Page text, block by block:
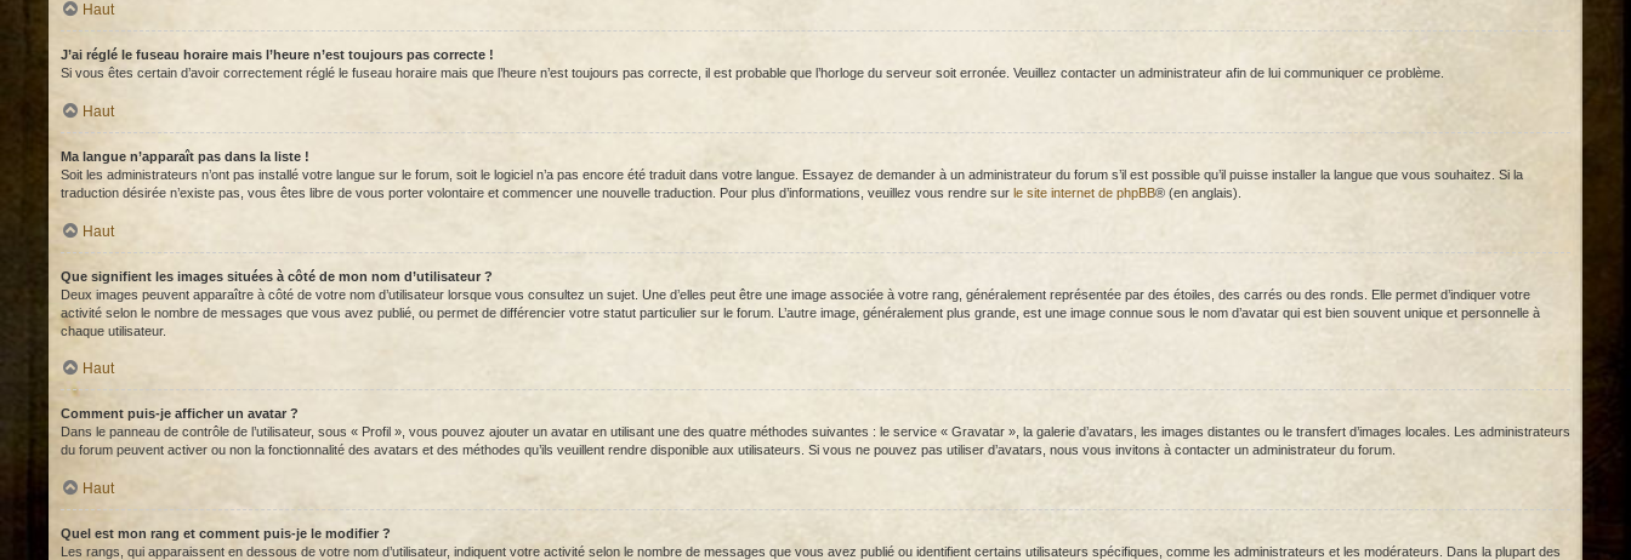
Haut
J’ai réglé le fuseau horaire mais l’heure n’est toujours pas correcte !
Si vous êtes certain d’avoir correctement réglé le fuseau horaire mais que l’heure n’est toujours pas correcte, il est probable que l’horloge du serveur soit erronée. Veuillez contacter un administrateur afin de lui communiquer ce problème.
Haut
Ma langue n’apparaît pas dans la liste !
Soit les administrateurs n’ont pas installé votre langue sur le forum, soit le logiciel n’a pas encore été traduit dans votre langue. Essayez de demander à un administrateur du forum s’il est possible qu’il puisse installer la langue que vous souhaitez. Si la
traduction désirée n’existe pas, vous êtes libre de vous porter volontaire et commencer une nouvelle traduction. Pour plus d’informations, veuillez vous rendre sur le site internet de phpBB® (en anglais).
Haut
Que signifient les images situées à côté de mon nom d’utilisateur ?
Deux images peuvent apparaître à côté de votre nom d’utilisateur lorsque vous consultez un sujet. Une d’elles peut être une image associée à votre rang, généralement représentée par des étoiles, des carrés ou des ronds. Elle permet d’indiquer votre
activité selon le nombre de messages que vous avez publié, ou permet de différencier votre statut particulier sur le forum. L’autre image, généralement plus grande, est une image connue sous le nom d’avatar qui est bien souvent unique et personnelle à
chaque utilisateur.
Haut
Comment puis-je afficher un avatar ?
Dans le panneau de contrôle de l’utilisateur, sous « Profil », vous pouvez ajouter un avatar en utilisant une des quatre méthodes suivantes : le service « Gravatar », la galerie d’avatars, les images distantes ou le transfert d’images locales. Les administrateurs
du forum peuvent activer ou non la fonctionnalité des avatars et des méthodes qu’ils veuillent rendre disponible aux utilisateurs. Si vous ne pouvez pas utiliser d’avatars, nous vous invitons à contacter un administrateur du forum.
Haut
Quel est mon rang et comment puis-je le modifier ?
Les rangs, qui apparaissent en dessous de votre nom d’utilisateur, indiquent votre activité selon le nombre de messages que vous avez publié ou identifient certains utilisateurs spécifiques, comme les administrateurs et les modérateurs. Dans la plupart des